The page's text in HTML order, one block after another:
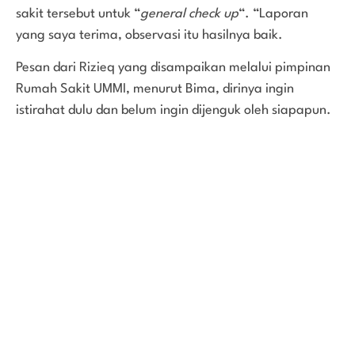
sakit tersebut untuk “general check up“. “Laporan
yang saya terima, observasi itu hasilnya baik.
Pesan dari Rizieq yang disampaikan melalui pimpinan
Rumah Sakit UMMI, menurut Bima, dirinya ingin
istirahat dulu dan belum ingin dijenguk oleh siapapun.